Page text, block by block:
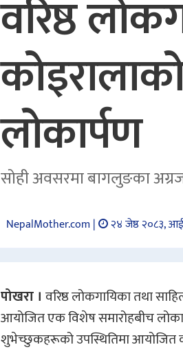
वरिष्ठ
लोकार्पण
सोही अवसरमा बागलुङका अग्रज
NepalMother.com | २४ जेष्ठ २०८३,
पोखरा । वरिष्ठ लोकगायिका तथा
आयोजित एक विशेष समारोहबीच
शुभेच्छुकहरूको उपस्थितिमा आयोजित